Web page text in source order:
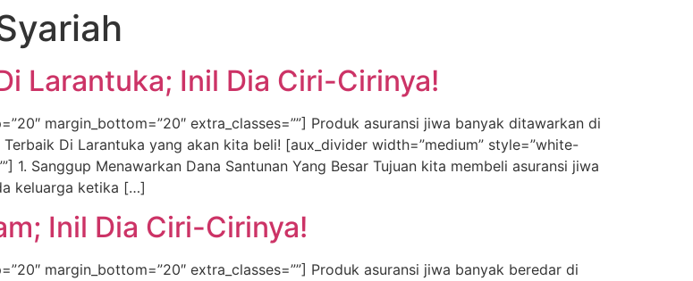
Larantuka; Inil Dia Ciri-Cirinya!
margin_bottom=”20″ extra_classes=””] Produk asuransi jiwa banyak ditawarkan di
Di Larantuka yang akan kita beli! [aux_divider width=”medium” style=”white-
1. Sanggup Menawarkan Dana Santunan Yang Besar Tujuan kita membeli asuransi jiwa
keluarga ketika […]
Inil Dia Ciri-Cirinya!
margin_bottom=”20″ extra_classes=””] Produk asuransi jiwa banyak beredar di